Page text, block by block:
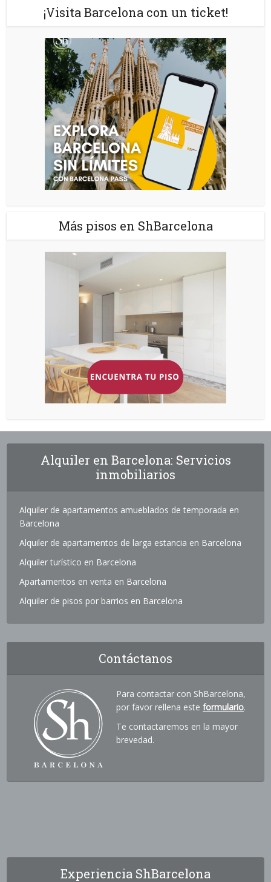
¡Visita Barcelona con un ticket!
Más pisos en ShBarcelona
Alquiler en Barcelona: Servicios
inmobiliarios
Alquiler de apartamentos amueblados de temporada en
Barcelona
Alquiler de apartamentos de larga estancia en Barcelona
Alquiler turístico en Barcelona
Apartamentos en venta en Barcelona
Alquiler de pisos por barrios en Barcelona
Contáctanos
Para contactar con ShBarcelona,
por favor rellena esteformulario.
Te contactaremos en la mayor
brevedad.
Experiencia ShBarcelona